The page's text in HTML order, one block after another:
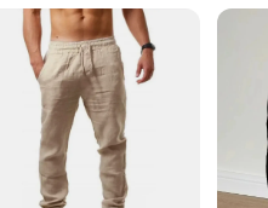
performance and fashion.
and flattering silhouette. Whether